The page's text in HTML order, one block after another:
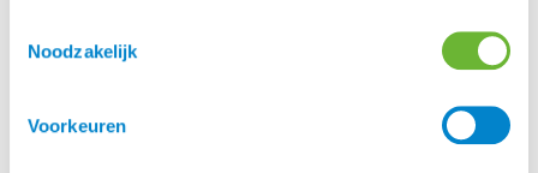
Noodzakelijk
Voorkeuren
Vrijdag is Ramona van Schalkwijk geweest voor een
hoofdbeschermer laten zien en mijn ervaring